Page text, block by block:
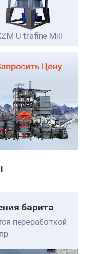
Ultrafine Mill
барита
переработкой